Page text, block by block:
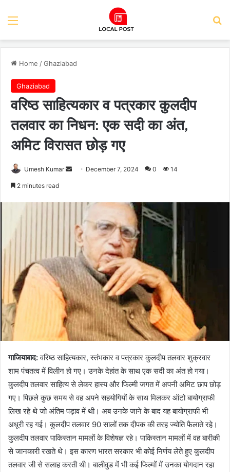
Menu
Home /Ghaziabad
Ghaziabad
वरिष्ठ साहित्यकार व पत्रकार कुलदीप
तलवार का निधन: एक सदी का अंत,
अमिट विरासत छोड़ गए
Umesh Kumar
Send December 7, 2024 0 14
2 minutes read
गाजियाबाद:वरिष्ठ साहित्यकार, स्तंभकार व पत्रकार कुलदीप तलवार शुक्रवार
शाम पंचतत्व में विलीन हो गए। उनके देहांत के साथ एक सदी का अंत हो गया।
कुलदीप तलवार साहित्य से लेकर हास्य और फिल्मी जगत में अपनी अमिट छाप छोड़
गए। पिछले कुछ समय से वह अपने सहयोगियों के साथ मिलकर ऑटो बायोग्राफी
लिख रहे थे जो अंतिम पड़ाव में थी। अब उनके जाने के बाद यह बायोग्राफी भी
अधूरी रह गई। कुलदीप तलवार 90 सालों तक दीपक की तरह ज्योति फैलाते रहे।
कुलदीप तलवार पाकिस्तान मामलों के विशेषज्ञ रहे। पाकिस्तान मामलों में वह बारीकी
से जानकारी रखते थे। इस कारण भारत सरकार भी कोई निर्णय लेते हुए कुलदीप
तलवार जी से सलाह करती थी। बालीवुड में भी कई फिल्मों में उनका योगदान रहा